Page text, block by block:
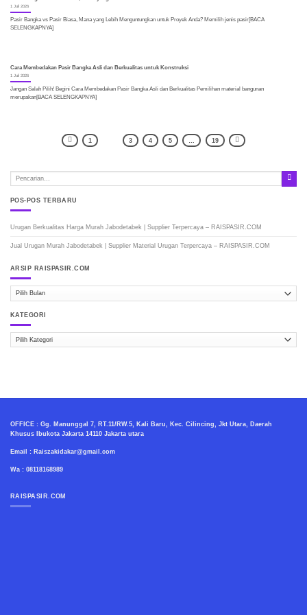
1 Juli 2026
Pasir Bangka vs Pasir Biasa, Mana yang Lebih Menguntungkan untuk Proyek Anda? Memilih jenis pasir[BACA
SELENGKAPNYA]
Cara Membedakan Pasir Bangka Asli dan Berkualitas untuk Konstruksi
1 Juli 2026
Jangan Salah Pilih! Begini Cara Membedakan Pasir Bangka Asli dan Berkualitas Pemilihan material bangunan
merupakan[BACA SELENGKAPNYA]
1 3 4 5 19
POS-POS TERBARU
Urugan Berkualitas Harga Murah Jabodetabek | Supplier Terpercaya – RAISPASIR.COM
Jual Urugan Murah Jabodetabek | Supplier Material Urugan Terpercaya – RAISPASIR.COM
ARSIP RAISPASIR.COM
ARSIP
KATEGORI
Kategori
OFFICE : Gg. Manunggal 7, RT.11/RW.5, Kali Baru, Kec. Cilincing, Jkt Utara, Daerah
Khusus Ibukota Jakarta 14110 Jakarta utara
Email : Raiszakidakar@gmail.com
Wa : 08118168989
RAISPASIR.COM